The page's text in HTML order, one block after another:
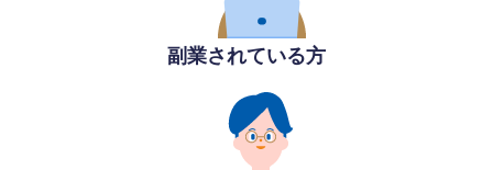
副業されている方